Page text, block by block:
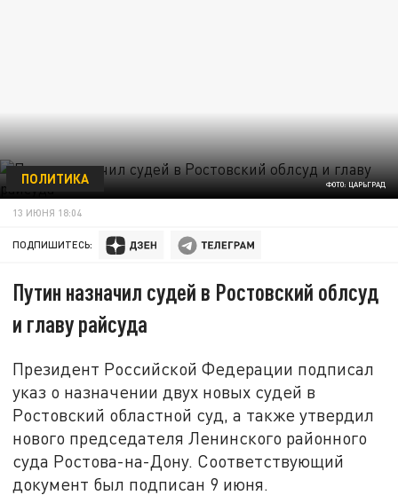
ФОТО: ЦАРЬГРАД
ПОЛИТИКА
13 ИЮНЯ 18:04
ПОДПИШИТЕСЬ:
Путин назначил судей в Ростовский облсуд
и главу райсуда
Президент Российской Федерации подписал
указ о назначении двух новых судей в
Ростовский областной суд, а также утвердил
нового председателя Ленинского районного
суда Ростова-на-Дону. Соответствующий
документ был подписан 9 июня.